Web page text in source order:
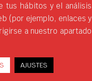
tus hábitos y el análisis
(por ejemplo, enlaces y
a nuestro apartado
AJUSTES